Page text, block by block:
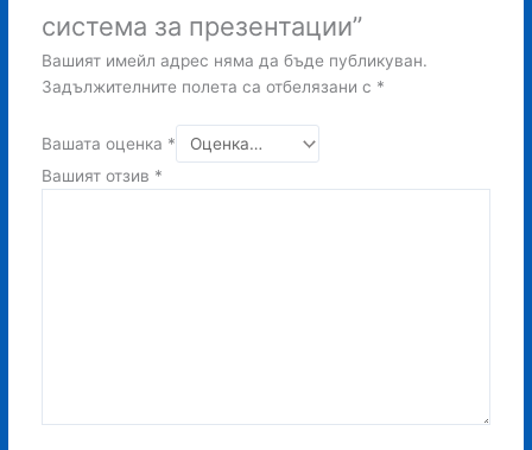
система за презентации”
Вашият имейл адрес няма да бъде публикуван.
Задължителните полета са отбелязани с *
Вашата оценка *
Вашият отзив *